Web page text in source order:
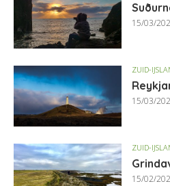
15/03/
ZUID-
15/03/
ZUID-
15/02/